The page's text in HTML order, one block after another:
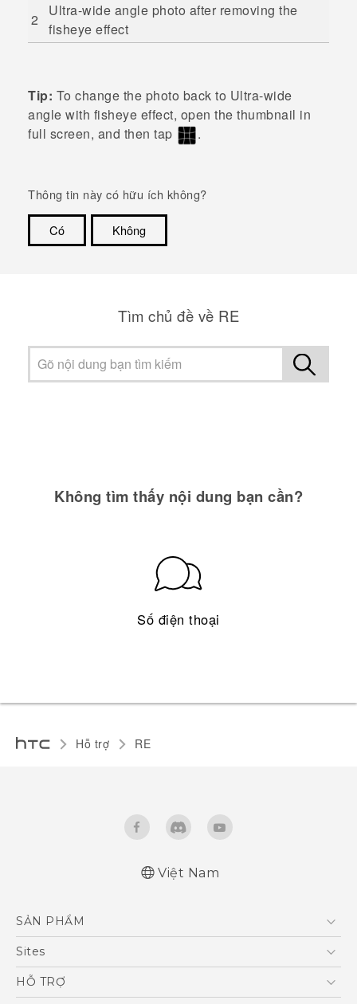
2
Ultra-wide angle photo after removing the
fisheye effect
Tip: To change the photo back to Ultra-wide
angle with fisheye effect, open the thumbnail in
full screen, and then tap
.
Thông tin này có hữu ích không?
Có
Không
Tìm chủ đề về RE
Không tìm thấy nội dung bạn cần?
Số điện thoại
Hỗ trợ RE‎
Việt Nam
SẢN PHẨM
5G
Điện Thoại Thông Minh
VIVE
Sites
HTC Dev
HỖ TRỢ